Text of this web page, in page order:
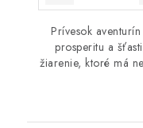
Prívesok
prosperitu a
žiarenie, ktoré má